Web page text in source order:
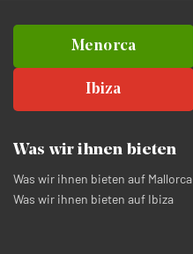
Menorca
Ibiza
Was wir ihnen bieten
Was wir ihnen bieten auf Mallorca
Was wir ihnen bieten auf Ibiza